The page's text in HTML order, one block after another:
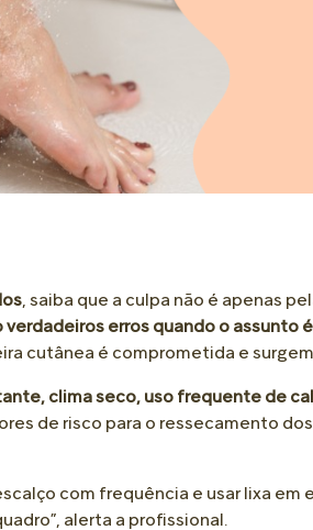
• Dor no Calcanhar
ver todos
e Longevidade
• Cuidado Diário
• Tipos de Pés
ver
• Amamentação e Alimentação
• Assadura
• Choro
• Doenças e Dores
ver todos
• Desenvolvimento e Autonomia
ver
Colo e
•
, saiba que a culpa não é apenas
erros quando o assunto
cutânea é comprometida e
clima seco, uso frequente de
de risco para o ressecamento
com frequência e usar lixa em
alerta a profissional.